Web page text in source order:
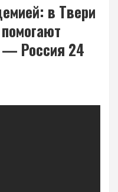
в Твери
— Россия 24